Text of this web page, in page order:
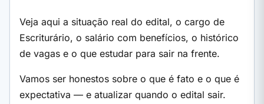
Veja aqui a situação real do edital, o cargo de
Escriturário, o salário com benefícios, o histórico
de vagas e o que estudar para sair na frente.
Vamos ser honestos sobre o que é fato e o que é
expectativa — e atualizar quando o edital sair.